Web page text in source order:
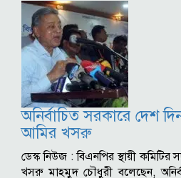
অনির্বাচিত সরকারে দেশ
আমির খসরু
ডেস্ক নিউজ : বিএনপির স্থায়ী কমিটির
খসরু মাহমুদ চৌধুরী বলেছেন,